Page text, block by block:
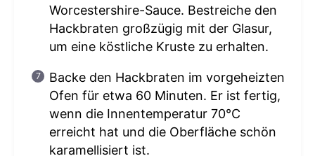
Worcestershire-Sauce. Bestreiche den
Hackbraten großzügig mit der Glasur,
um eine köstliche Kruste zu erhalten.
Backe den Hackbraten im vorgeheizten
Ofen für etwa 60 Minuten. Er ist fertig,
wenn die Innentemperatur 70°C
erreicht hat und die Oberfläche schön
karamellisiert ist.